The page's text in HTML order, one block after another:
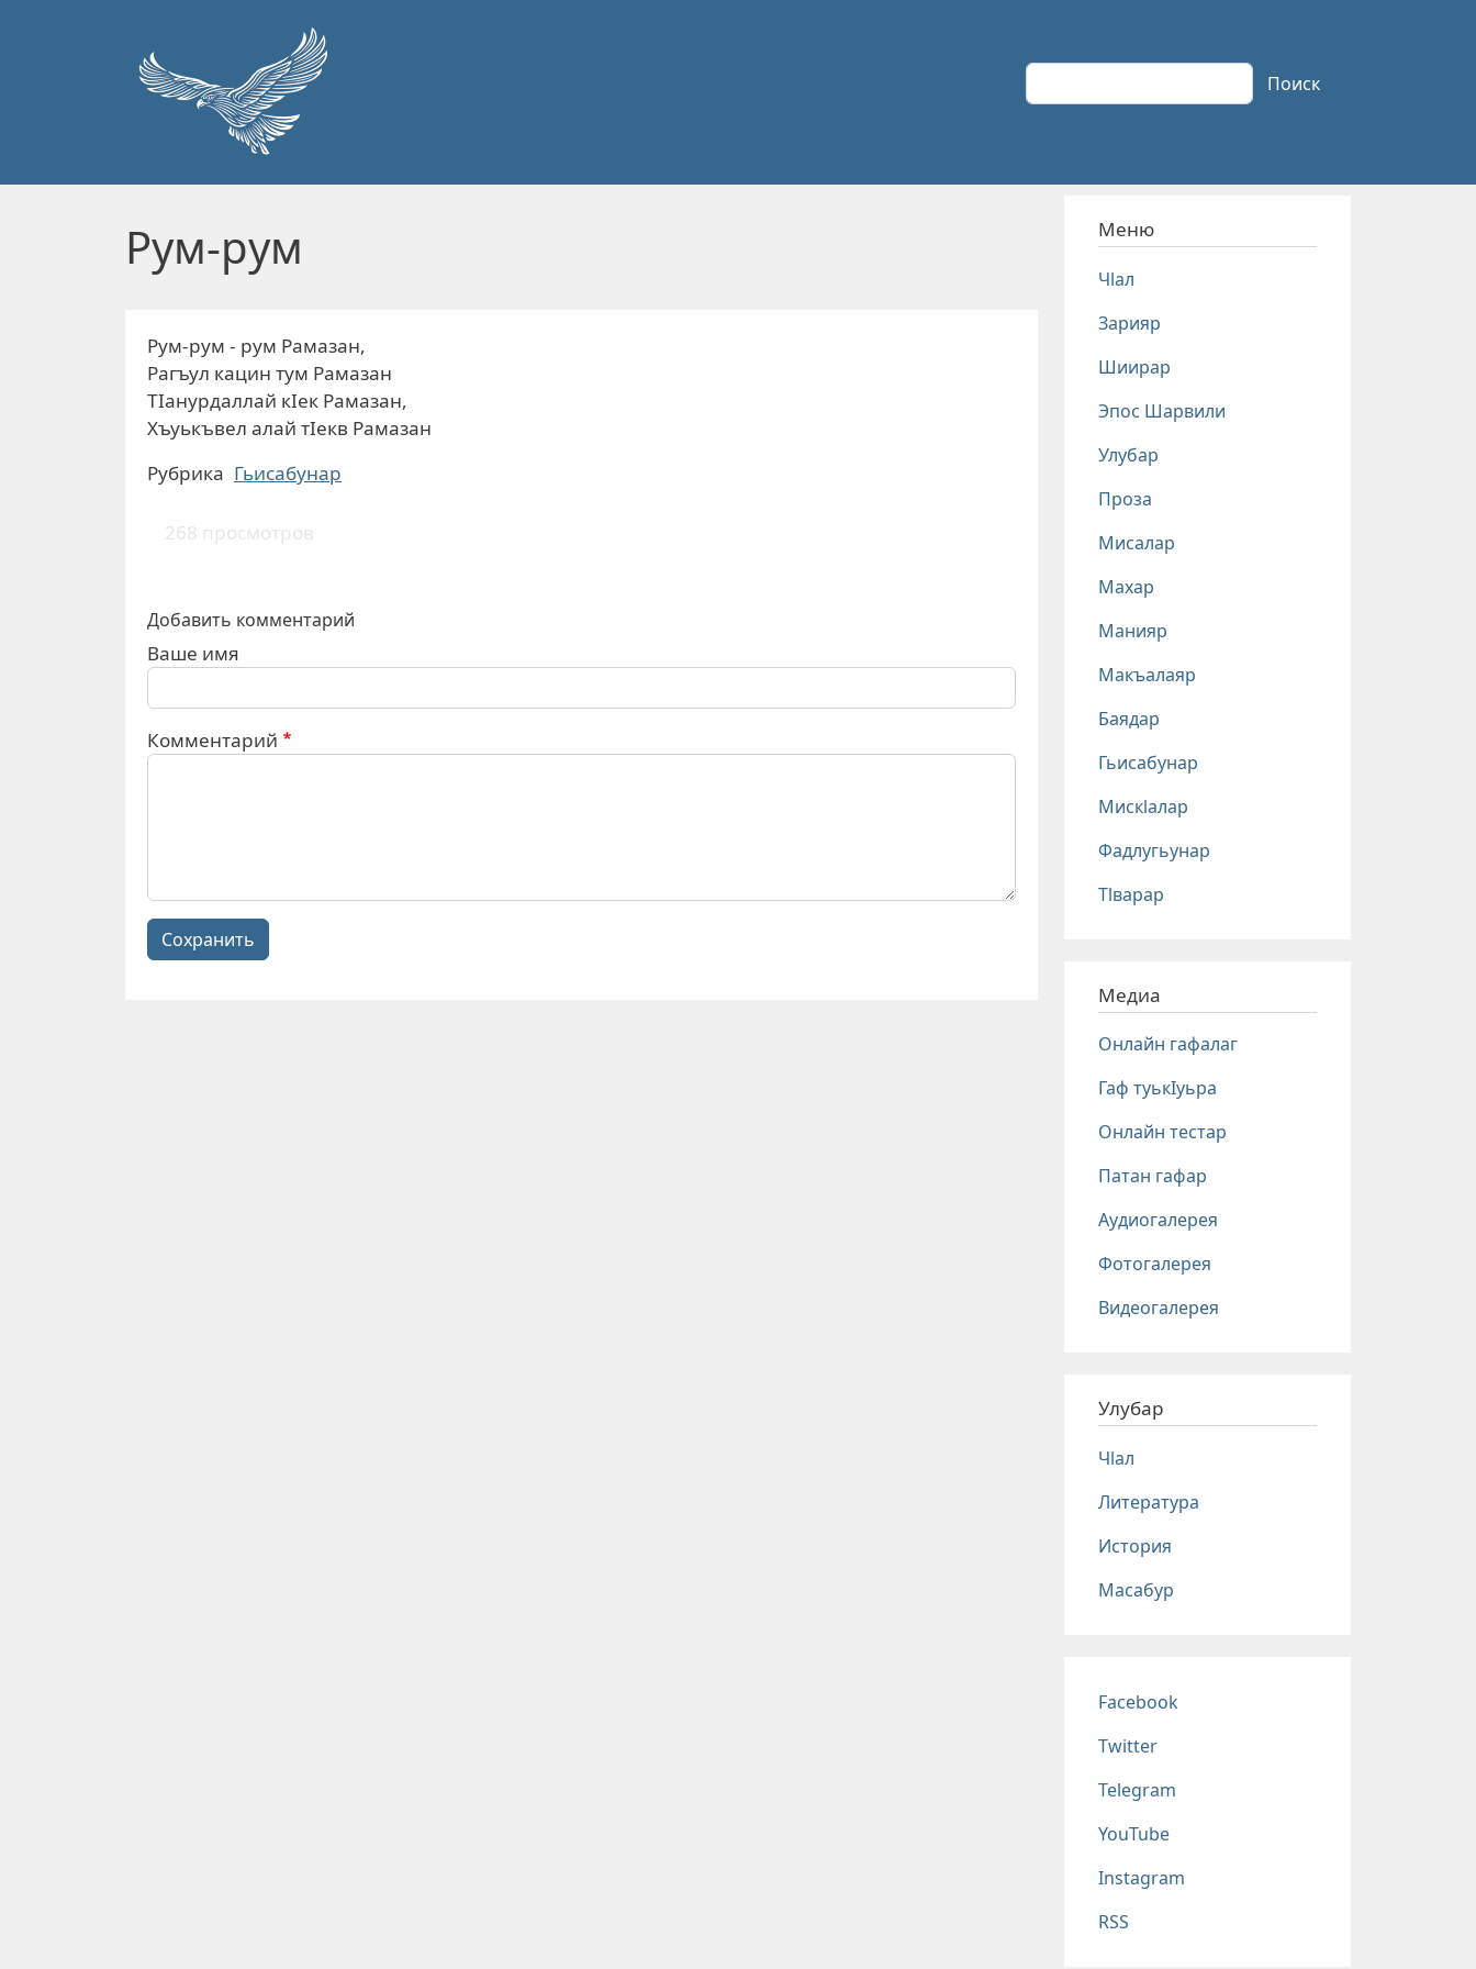
Поиск Поиск
Рум-рум
Рум-рум - рум Рамазан,
Рагъул кацин тум Рамазан
ТIанурдаллай кIек Рамазан,
Хъуькъвел алай тIекв Рамазан
Рубрика Гьисабунар
268 просмотров
Добавить комментарий
Ваше имя
Комментарий
Сохранить
Меню
Чlал
Зарияр
Шиирар
Эпос Шарвили
Улубар
Проза
Мисалар
Махар
Манияр
Макъалаяр
Баядар
Гьисабунар
Мискlалар
Фадлугьунар
Тlварар
Медиа
Онлайн гафалаг
Гаф туькIуьра
Онлайн тестар
Патан гафар
Аудиогалерея
Фотогалерея
Видеогалерея
Улубар
Чlал
Литература
История
Масабур
Соц сети
Facebook
Twitter
Telegram
YouTube
Instagram
RSS